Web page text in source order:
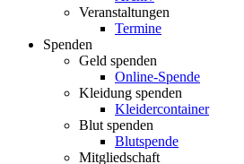
Veranstaltungen
Termine
Spenden
Geld spenden
Online-Spende
Kleidung spenden
Kleidercontainer
Blut spenden
Blutspende
Mitgliedschaft